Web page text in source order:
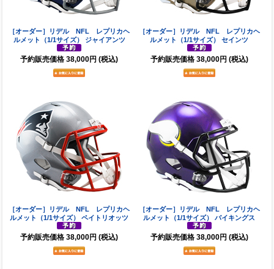
［オーダー］リデル NFL レプリカヘ
ルメット（1/1サイズ） ジャイアンツ
予約販売価格 38,000円 (税込)
［オーダー］リデル NFL レプリカヘ
ルメット（1/1サイズ） セインツ
予約販売価格 38,000円 (税込)
［オーダー］リデル NFL レプリカヘ
ルメット（1/1サイズ） ペイトリオッツ
予約販売価格 38,000円 (税込)
［オーダー］リデル NFL レプリカヘ
ルメット（1/1サイズ） バイキングス
予約販売価格 38,000円 (税込)